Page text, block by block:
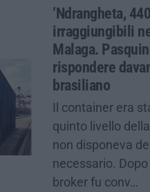
’Ndrangheta,
irraggiungibili
Malaga.
rispondere
brasiliano
Il container era
quinto livello
non disponeva
necessario.
broker fu conv…